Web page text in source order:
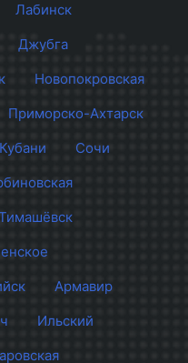
Лабинск
Джубга
Новопокровская
Приморско-Ахтарск
Сочи
Армавир
Ильский